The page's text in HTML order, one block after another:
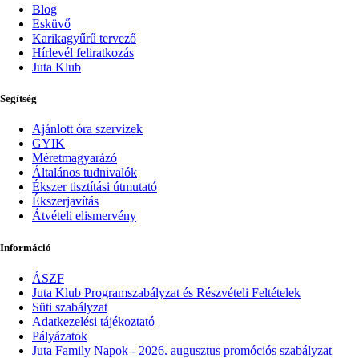
Blog
Esküvő
Karikagyűrű tervező
Hírlevél feliratkozás
Juta Klub
Segítség
Ajánlott óra szervizek
GYIK
Méretmagyarázó
Általános tudnivalók
Ékszer tisztítási útmutató
Ékszerjavítás
Átvételi elismervény
Információ
ÁSZF
Juta Klub Programszabályzat és Részvételi Feltételek
Süti szabályzat
Adatkezelési tájékoztató
Pályázatok
Juta Family Napok - 2026. augusztus promóciós szabályzat